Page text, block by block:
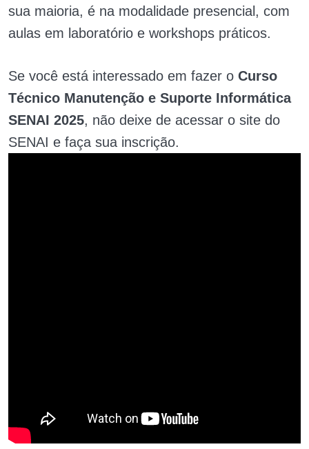
sua maioria, é na modalidade presencial, com
aulas em laboratório e workshops práticos.
Se você está interessado em fazer o Curso
Técnico Manutenção e Suporte Informática
SENAI 2025, não deixe de acessar o site do
SENAI e faça sua inscrição.